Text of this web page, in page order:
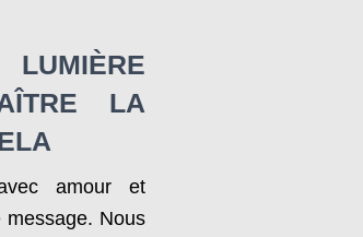
LA
amour et
Nous